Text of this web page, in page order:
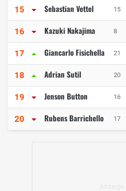
15 Sebastian Vettel 15
16 Kazuki Nakajima 8
17 Giancarlo Fisichella 21
18 Adrian Sutil 20
19 Jenson Button 16
20 Rubens Barrichello 17